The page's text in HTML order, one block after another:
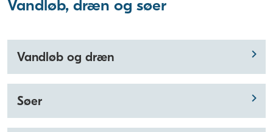
Vandløb, dræn og søer
Vandløb og dræn
Søer